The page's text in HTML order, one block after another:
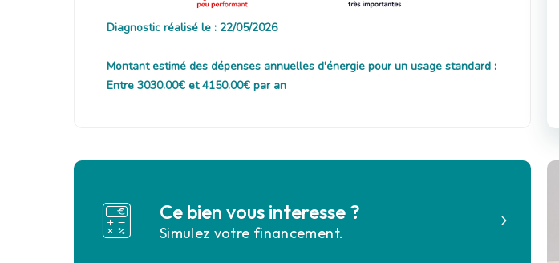
Diagnostic réalisé le : 22/05/2026
Montant estimé des dépenses annuelles d'énergie pour un usage standard :
Entre 3030.00€ et 4150.00€ par an
Ce bien vous interesse ?
Simulez votre financement.